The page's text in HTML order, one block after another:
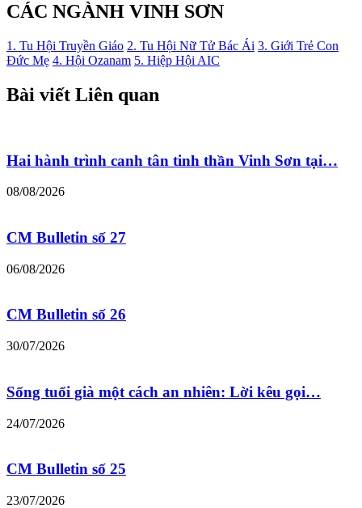
CÁC NGÀNH VINH SƠN
1. Tu Hội Truyền Giáo 2. Tu Hội Nữ Tử Bác Ái 3. Giới Trẻ Con
Đức Mẹ 4. Hội Ozanam 5. Hiệp Hội AIC
Bài viết Liên quan
Hai hành trình canh tân tinh thần Vinh Sơn tại…
08/08/2026
CM Bulletin số 27
06/08/2026
CM Bulletin số 26
30/07/2026
Sống tuổi già một cách an nhiên: Lời kêu gọi…
24/07/2026
CM Bulletin số 25
23/07/2026